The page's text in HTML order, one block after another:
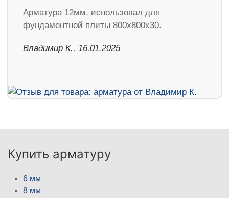
Арматура 12мм, использовал для
фундаментной плиты 800х800х30.
Владимир К., 16.01.2025
Купить арматуру
6 мм
8 мм